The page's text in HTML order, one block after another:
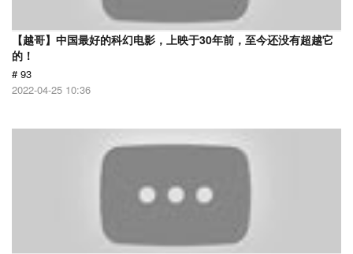
【越哥】中国最好的科幻电影，上映于30年前，至今还没有超越它
的！
# 93
2022-04-25 10:36